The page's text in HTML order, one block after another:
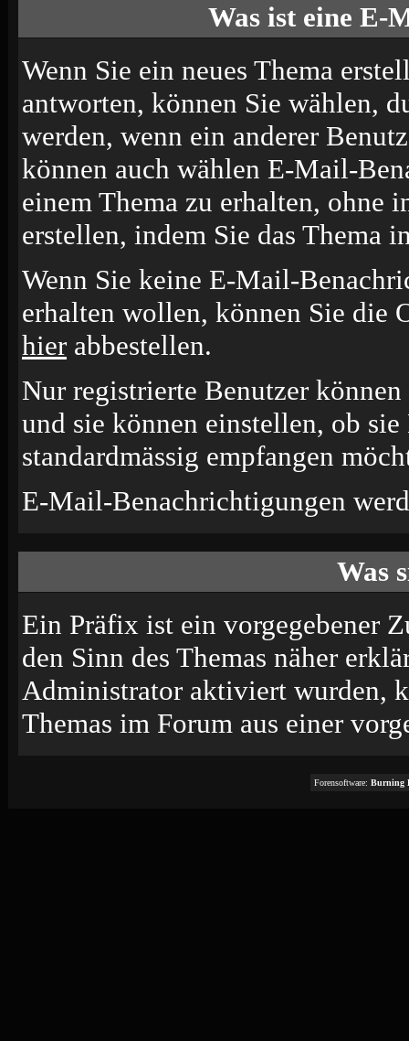
Was ist eine E-
Wenn Sie ein neues Thema
antworten, können Sie wählen,
werden, wenn ein anderer
können auch wählen E-Mail-
einem Thema zu erhalten, ohne
erstellen, indem Sie das Thema
Wenn Sie keine E-Mail-
erhalten wollen, können Sie die
hier abbestellen.
Nur registrierte Benutzer
und sie können einstellen, ob
standardmässig empfangen
E-Mail-Benachrichtigungen
Was
Ein Präfix ist ein vorgegebener
den Sinn des Themas näher
Administrator aktiviert wurden,
Themas im Forum aus einer
Forensoftware: Burning